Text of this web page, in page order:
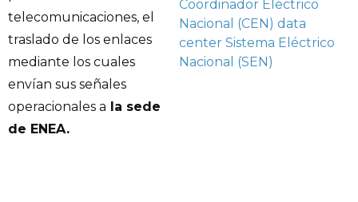
telecomunicaciones, el
traslado de los enlaces
mediante los cuales
envían sus señales
operacionales a la sede
de ENEA.
Coordinador Eléctrico
Nacional (CEN) data
center Sistema Eléctrico
Nacional (SEN)